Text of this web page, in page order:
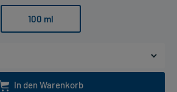
100 ml
In den Warenkorb